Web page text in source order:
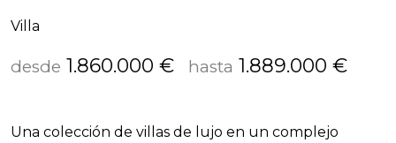
Villa
desde 1.860.000 € hasta 1.889.000 €
Una colección de villas de lujo en un complejo